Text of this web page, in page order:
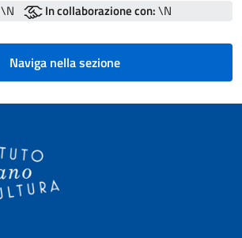
\N In collaborazione con:\N
Naviga nella sezione